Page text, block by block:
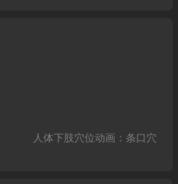
人体下肢穴位动画：条口穴